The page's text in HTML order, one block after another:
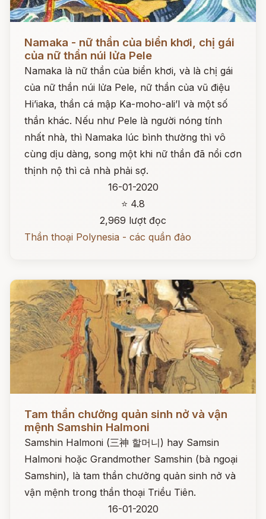
Namaka - nữ thần của biển khơi, chị gái
của nữ thần núi lửa Pele
Namaka là nữ thần của biển khơi, và là chị gái
của nữ thần núi lửa Pele, nữ thần của vũ điệu
Hi’iaka, thần cá mập Ka-moho-ali’I và một số
thần khác. Nếu như Pele là người nóng tính
nhất nhà, thì Namaka lúc bình thường thì vô
cùng dịu dàng, song một khi nữ thần đã nổi cơn
thịnh nộ thì cả nhà phải sợ.
16-01-2020
⭐ 4.8
2,969 lượt đọc
Thần thoại Polynesia - các quần đảo
Tam thần chưởng quản sinh nở và vận
mệnh Samshin Halmoni
Samshin Halmoni (三神 할머니) hay Samsin
Halmoni hoặc Grandmother Samshin (bà ngoại
Samshin), là tam thần chưởng quản sinh nở và
vận mệnh trong thần thoại Triều Tiên.
16-01-2020